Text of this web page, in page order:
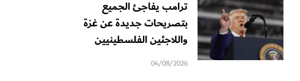
ترامب يفاجئ الجميع
بتصريحات جديدة عن غزة
واللاجئين الفلسطينيين
04/08/2026